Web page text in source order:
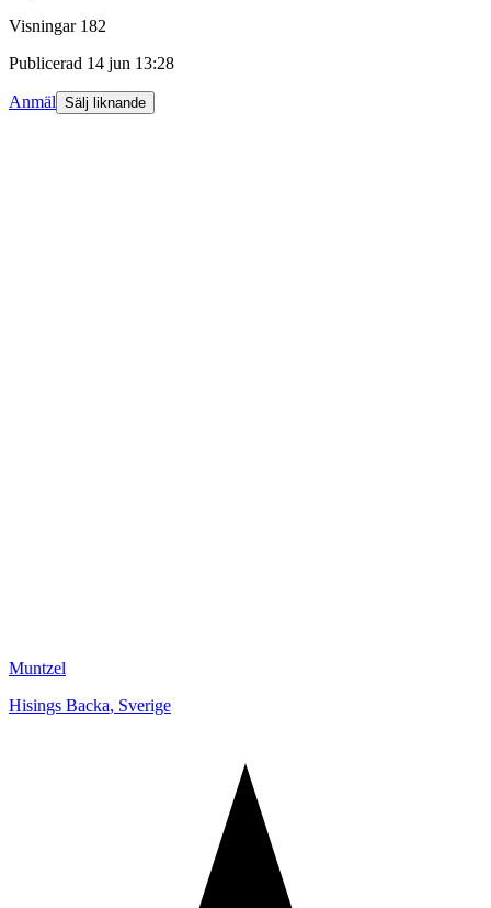
Visningar 182
Publicerad 14 jun 13:28
Anmäl Sälj liknande
Muntzel
Hisings Backa, Sverige